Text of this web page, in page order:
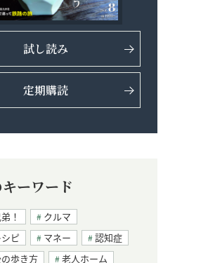
試し読み
定期購読
ーワード
！
クルマ
ピ
マネー
認知症
歩き方
老人ホーム